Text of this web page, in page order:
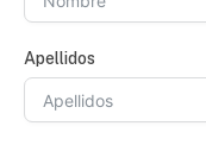
Apellidos